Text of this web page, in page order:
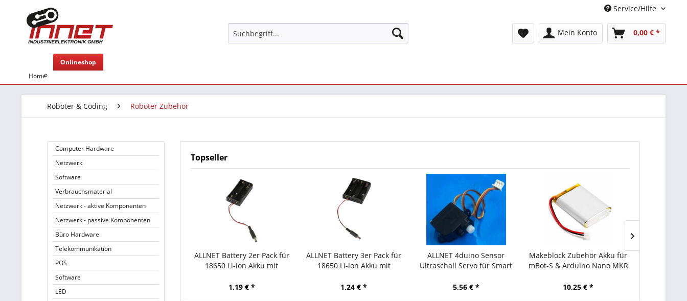
Service/Hilfe
Mein Konto 0,00 € *
Home
Onlineshop
Roboter & Coding Roboter Zubehör
Computer Hardware
Netzwerk
Software
Verbrauchsmaterial
Netzwerk - aktive Komponenten
Netzwerk - passive Komponenten
Büro Hardware
Telekommunikation
POS
Software
LED
Topseller
ALLNET Battery 2er Pack für
18650 Li-ion Akku mit
1,19 € *
ALLNET Battery 3er Pack für
18650 Li-ion Akku mit
1,24 € *
ALLNET 4duino Sensor
Ultraschall Servo für Smart
5,56 € *
Makeblock Zubehör Akku für
mBot-S & Arduino Nano MKR
LiPo Akku 3,75V 1800m
10,25 € *